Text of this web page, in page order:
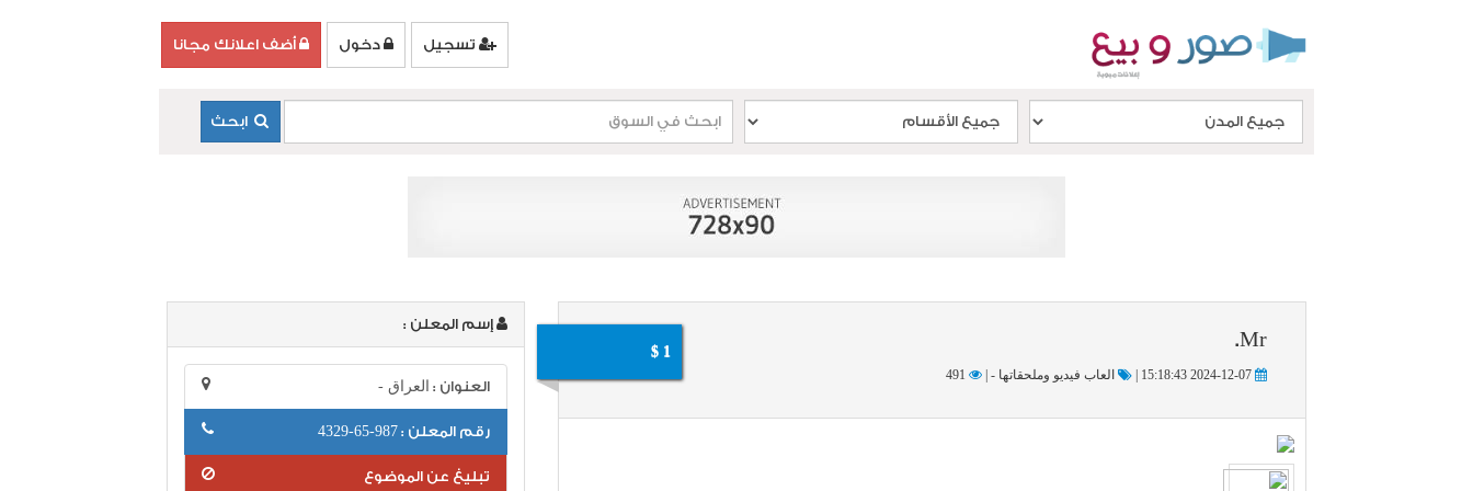
أضف اعلانك مجانا دخول تسجيل
ابحث
Mr.
العاب فيديو وملحقاتها - |
1 $
إسم المعلن :
العنوان : العراق -
رقم المعلن :987-65-4329
تبليغ عن الموضوع